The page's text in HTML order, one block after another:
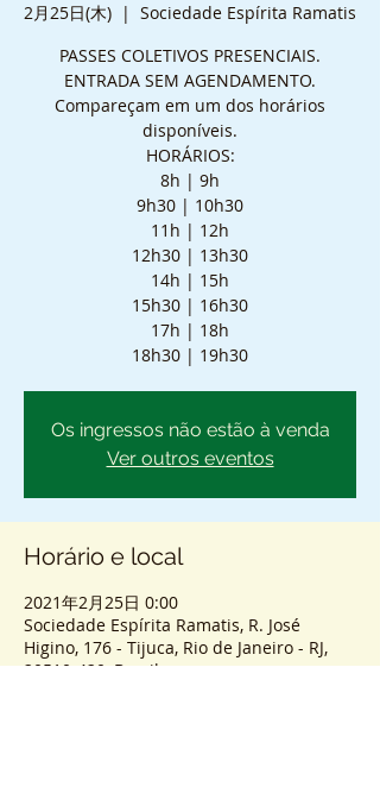
2月25日(木)
  |
Sociedade Espírita Ramatis
PASSES COLETIVOS PRESENCIAIS.
ENTRADA SEM AGENDAMENTO.
Compareçam em um dos horários
disponíveis.
HORÁRIOS:
8h | 9h
9h30 | 10h30
11h | 12h
12h30 | 13h30
14h | 15h
15h30 | 16h30
17h | 18h
18h30 | 19h30
Os ingressos não estão à venda
Ver outros eventos
Horário e local
2021年2月25日 0:00
Sociedade Espírita Ramatis, R. José
Higino, 176 - Tijuca, Rio de Janeiro - RJ,
20510-420, Brasil